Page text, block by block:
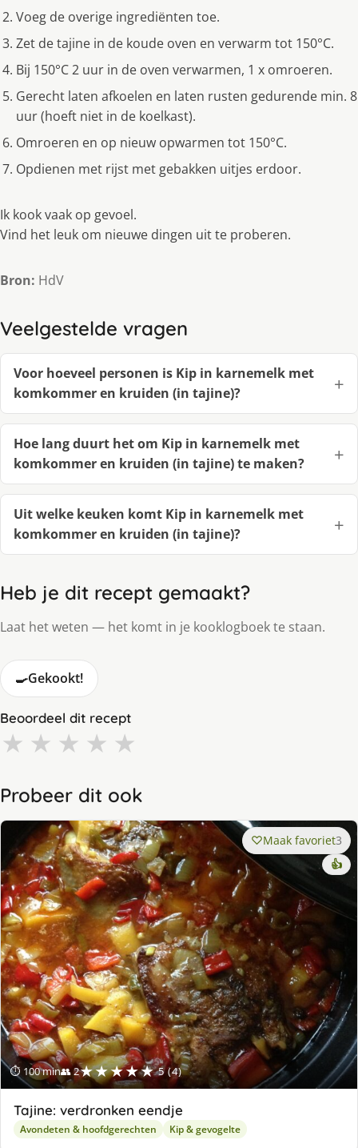
Voeg de overige ingrediënten toe.
Zet de tajine in de koude oven en verwarm tot 150°C.
Bij 150°C 2 uur in de oven verwarmen, 1 x omroeren.
Gerecht laten afkoelen en laten rusten gedurende min. 8
uur (hoeft niet in de koelkast).
Omroeren en op nieuw opwarmen tot 150°C.
Opdienen met rijst met gebakken uitjes erdoor.
Ik kook vaak op gevoel.
Vind het leuk om nieuwe dingen uit te proberen.
Bron: HdV
Veelgestelde vragen
Voor hoeveel personen is Kip in karnemelk met
komkommer en kruiden (in tajine)?
Hoe lang duurt het om Kip in karnemelk met
komkommer en kruiden (in tajine) te maken?
Uit welke keuken komt Kip in karnemelk met
komkommer en kruiden (in tajine)?
Heb je dit recept gemaakt?
Laat het weten — het komt in je kooklogboek te staan.
🍳Gekookt!
Beoordeel dit recept
★ ★ ★ ★ ★
Probeer dit ook
⏱ 100 min👥 2★★★★★ 5 (4)
Maak favoriet3
👍
Tajine: verdronken eendje
Avondeten & hoofdgerechten Kip & gevogelte